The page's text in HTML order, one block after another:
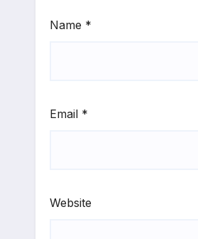
Name *
Email *
Website